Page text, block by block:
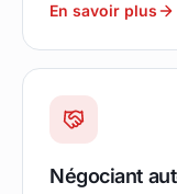
En savoir plus
Négociant